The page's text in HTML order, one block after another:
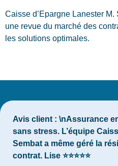
Caisse d’Epargne Lanester
une revue du marché des
les solutions optimales.
Avis client : \nAssurance
sans stress. L’équipe
Sembat a même géré la
contrat. Lise ⭐⭐⭐⭐⭐